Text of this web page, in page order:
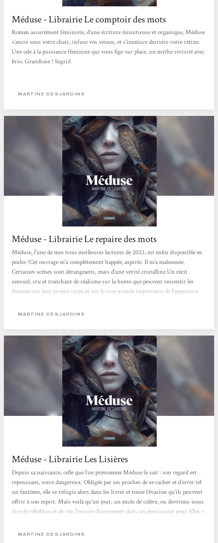
Méduse - Librairie Le comptoir des mots
Roman assurément féministe, d'une écriture minutieuse et organique, Méduse
s'ancre sous votre chair, infuse vos veines, et s'immisce derrière votre rétine.
Une ode à la puissance féminine qui vous fige sur place, un mythe revisité avec
brio. Grandiose ! Ingrid
MARTINE DESJARDINS
Méduse - Librairie Le repaire des mots
Méduse, l'une de mes trois meilleures lectures de 2023, est enfin disponible en
poche !Cet ouvrage m'a complètement happée, aspirée. Il m'a malmenée.
Certaines scènes sont dérangeants, mais d'une vérité cristalline.Un récit
sensuel, cru et tranchant de réalisme sur la honte que peuvent ressentir les
femmes sur leur propre corps et sur la trop grande importance de l'apparence
de cœur !
MARTINE DESJARDINS
Méduse - Librairie Les Lisières
Depuis sa naissance, celle que l’on prénomme Méduse le sait : son regard est
repoussant, voire dangereux. Obligée par ses proches de se cacher et d’errer tel
un fantôme, elle se réfugie alors dans les livres et toute l’évasion qu’ils peuvent
offrir à son esprit. Mais voilà qu’un jour, un excès de colère, ou devrions-nous
dire de rébellion et de vie, l’envoie directement dans un pensionnat pour filles «
famille se refusent d’assumer et d’aimer. C’est...
MARTINE DESJARDINS